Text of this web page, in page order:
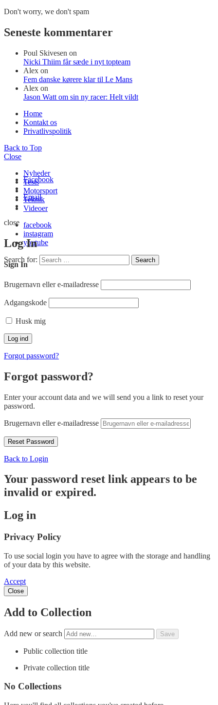
Don't worry, we don't spam
Seneste kommentarer
Poul Skivesen on
Nicki Thiim får sæde i nyt topteam
Alex on
Fem danske kørere klar til Le Mans
Alex on
Jason Watt om sin ny racer: Helt vildt
Home
Kontakt os
Privatlivspolitik
Back to Top
Close
Nyheder
Tests
Motorsport
Teknik
Videoer
facebook
instagram
youtube
Search for: Search
Facebook
Email
close
Log In
Sign In
Brugernavn eller e-mailadresse
Adgangskode
Husk mig
Forgot password?
Forgot password?
Enter your account data and we will send you a link to reset your
password.
Brugernavn eller e-mailadresse
Back to Login
Your password reset link appears to be
invalid or expired.
Log in
Privacy Policy
To use social login you have to agree with the storage and handling
of your data by this website.
Accept
Close
Add to Collection
Add new or search
Public collection title
Private collection title
No Collections